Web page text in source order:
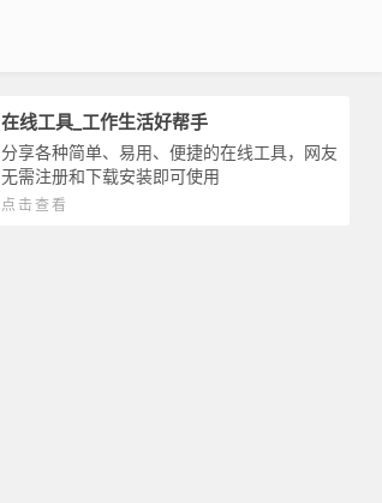
在线工具_工作生活好帮手
分享各种简单、易用、便捷的在线工具，网友
无需注册和下载安装即可使用
点击查看